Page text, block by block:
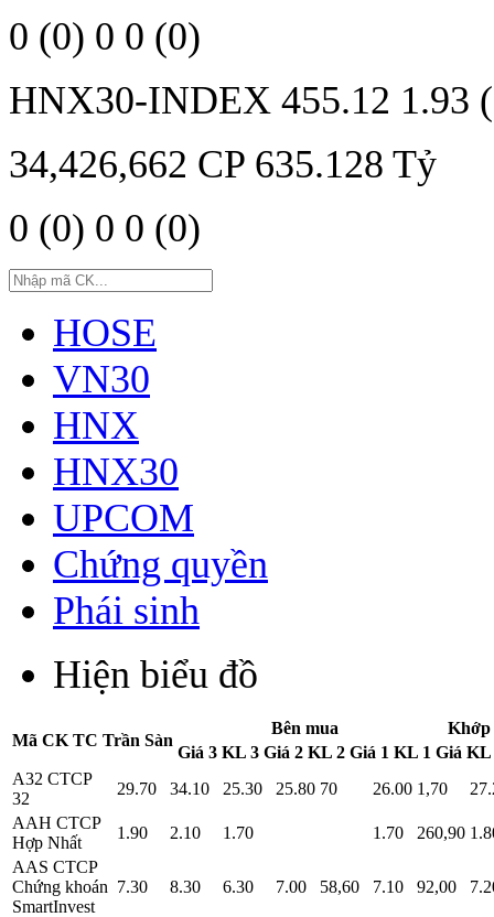
0 (0) 0 0 (0)
HNX30-INDEX 455.12 1.93
34,426,662 CP 635.128 Tỷ
0 (0) 0 0 (0)
HOSE
VN30
HNX
HNX30
UPCOM
Chứng quyền
Phái sinh
Hiện biểu đồ
Mã CK TC Trần Sàn
Bên mua
Khớp
Giá 3 KL 3 Giá 2 KL 2 Giá 1 KL 1 Giá KL
A32 CTCP
32
29.70 34.10 25.30 25.80 70 26.00 1,70
AAH CTCP
Hợp Nhất
1.90 2.10 1.70 1.70 260,90
AAS CTCP
Chứng khoán
SmartInvest
7.30 8.30 6.30 7.00 58,60 7.10 92,00